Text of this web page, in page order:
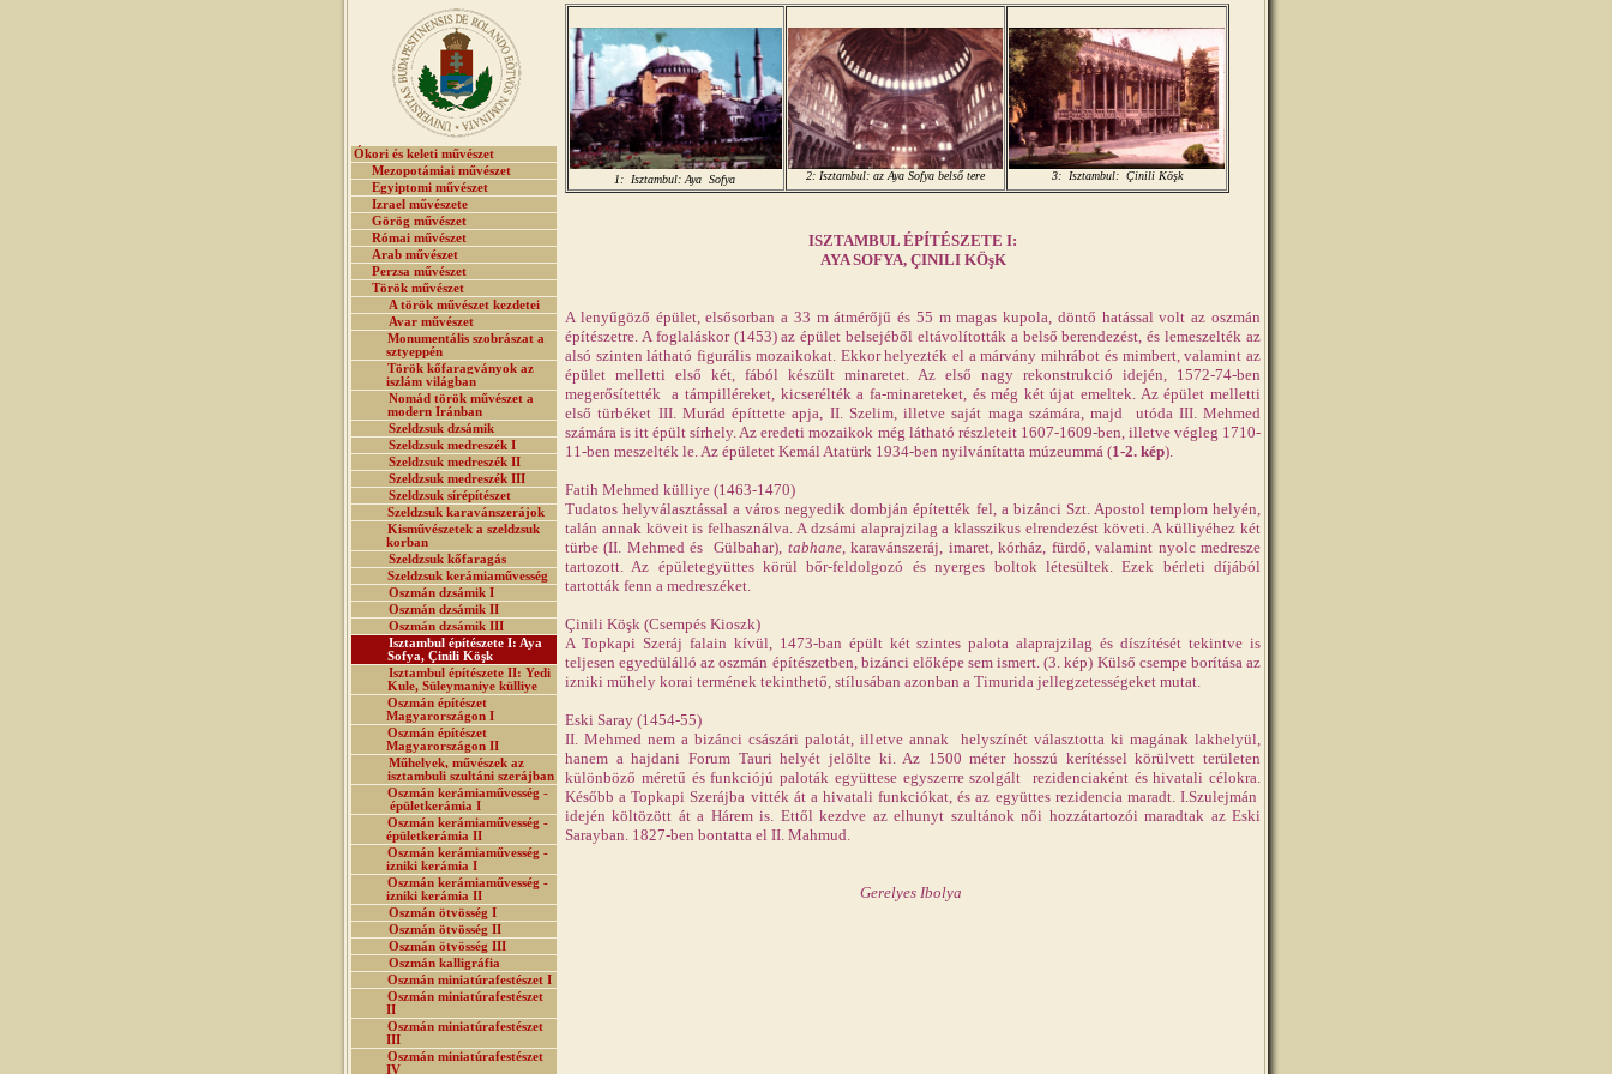
Ókori és keleti művészet
Mezopotámiai művészet
Egyiptomi művészet
Izrael művészete
Görög művészet
Római művészet
Arab művészet
Perzsa művészet
Török művészet
A török művészet kezdetei
Avar művészet
Monumentális szobrászat a
sztyeppén
Török kőfaragványok az
iszlám világban
Nomád török művészet a
modern Iránban
Szeldzsuk dzsámik
Szeldzsuk medreszék I
Szeldzsuk medreszék II
Szeldzsuk medreszék III
Szeldzsuk sírépítészet
Szeldzsuk karavánszerájok
Kisművészetek a szeldzsuk
korban
Szeldzsuk kőfaragás
Szeldzsuk kerámiaművesség
Oszmán dzsámik I
Oszmán dzsámik II
Oszmán dzsámik III
Isztambul építészete I: Aya
Sofya, Çinili Köşk
Isztambul építészete II: Yedi
Kule, Süleymaniye külliye
Oszmán építészet
Magyarországon I
Oszmán építészet
Magyarországon II
Műhelyek, művészek az
isztambuli szultáni szerájban
Oszmán kerámiaművesség -
épületkerámia I
Oszmán kerámiaművesség -
épületkerámia II
Oszmán kerámiaművesség -
izniki kerámia I
Oszmán kerámiaművesség -
izniki kerámia II
Oszmán ötvösség I
Oszmán ötvösség II
Oszmán ötvösség III
Oszmán kalligráfia
Oszmán miniatúrafestészet I
Oszmán miniatúrafestészet
II
Oszmán miniatúrafestészet
III
Oszmán miniatúrafestészet
IV
1: Isztambul: Aya Sofya 2: Isztambul: az Aya Sofya belső tere 3: Isztambul: Çinili Köşk
ISZTAMBUL ÉPÍTÉSZETE I:
AYA SOFYA, ÇINILI KÖşK
A lenyűgöző épület, elsősorban a 33 m átmérőjű és 55 m magas kupola, döntő hatással volt az oszmán
építészetre. A foglaláskor (1453) az épület belsejéből eltávolították a belső berendezést, és lemeszelték az
alsó szinten látható figurális mozaikokat. Ekkor helyezték el a márvány mihrábot és mimbert, valamint az
épület melletti első két, fából készült minaretet. Az első nagy rekonstrukció idején, 1572-74-ben
megerősítették a támpilléreket, kicserélték a fa-minareteket, és még két újat emeltek. Az épület melletti
első türbéket III. Murád építtette apja, II. Szelim, illetve saját maga számára, majd utóda III. Mehmed
számára is itt épült sírhely. Az eredeti mozaikok még látható részleteit 1607-1609-ben, illetve végleg 1710-
11-ben meszelték le. Az épületet Kemál Atatürk 1934-ben nyilvánítatta múzeummá (1-2. kép).
Fatih Mehmed külliye (1463-1470)
Tudatos helyválasztással a város negyedik dombján építették fel, a bizánci Szt. Apostol templom helyén,
talán annak köveit is felhasználva. A dzsámi alaprajzilag a klasszikus elrendezést követi. A külliyéhez két
türbe (II. Mehmed és Gülbahar), tabhane, karavánszeráj, imaret, kórház, fürdő, valamint nyolc medresze
tartozott. Az épületegyüttes körül bőr-feldolgozó és nyerges boltok létesültek. Ezek bérleti díjából
tartották fenn a medreszéket.
Çinili Köşk (Csempés Kioszk)
A Topkapi Szeráj falain kívül, 1473-ban épült két szintes palota alaprajzilag és díszítését tekintve is
teljesen egyedülálló az oszmán építészetben, bizánci előképe sem ismert. (3. kép) Külső csempe borítása az
izniki műhely korai termének tekinthető, stílusában azonban a Timurida jellegzetességeket mutat.
Eski Saray (1454-55)
II. Mehmed nem a bizánci császári palotát, illetve annak helyszínét választotta ki magának lakhelyül,
hanem a hajdani Forum Tauri helyét jelölte ki. Az 1500 méter hosszú kerítéssel körülvett területen
különböző méretű és funkciójú paloták együttese egyszerre szolgált rezidenciaként és hivatali célokra.
Később a Topkapi Szerájba vitték át a hivatali funkciókat, és az együttes rezidencia maradt. I.Szulejmán
idején költözött át a Hárem is. Ettől kezdve az elhunyt szultánok női hozzátartozói maradtak az Eski
Sarayban. 1827-ben bontatta el II. Mahmud.
Gerelyes Ibolya